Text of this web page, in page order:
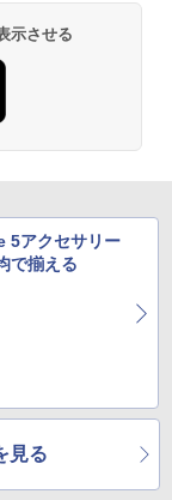
示させる
5アクセサリー
で揃える
見る